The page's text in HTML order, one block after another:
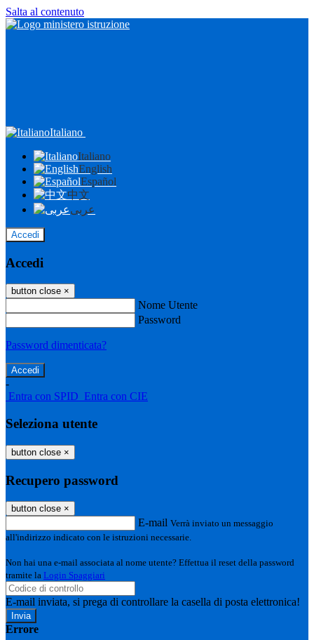
Salta al contenuto
Italiano
Italiano
English
Español
中文
عربى
Accedi
Accedi
button close ×
Nome Utente
Password
Password dimenticata?
-
Entra con SPID Entra con CIE
Seleziona utente
button close ×
Recupero password
button close ×
E-mail Verrà inviato un messaggio
all'indirizzo indicato con le istruzioni necessarie.
Non hai una e-mail associata al nome utente? Effettua il reset della password
tramite la Login Spaggiari
E-mail inviata, si prega di controllare la casella di posta elettronica!
Errore